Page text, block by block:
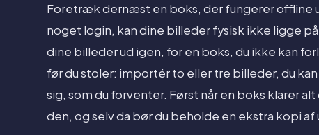
Foretræk dernæst en boks, der fungerer offline
noget login, kan dine billeder fysisk ikke ligge
dine billeder ud igen, for en boks, du ikke kan
før du stoler: importér to eller tre billeder, du
sig, som du forventer. Først når en boks klarer
den, og selv da bør du beholde en ekstra kopi